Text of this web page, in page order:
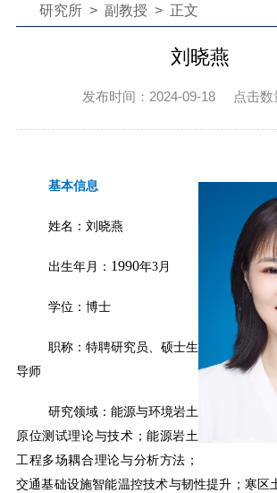
研究所> 副教授 > 正文
刘晓燕
发布时间：2024-09-18 点击数
基本信息
姓名：刘晓燕
出生年月： 1990年3月
学位：博士
职称：特聘研究员、硕士生
导师
研究领域：能源与环境岩土
原位测试理论与技术；能源岩土
工程多场耦合理论与分析方法；
交通基础设施智能温控技术与韧性提升；寒区